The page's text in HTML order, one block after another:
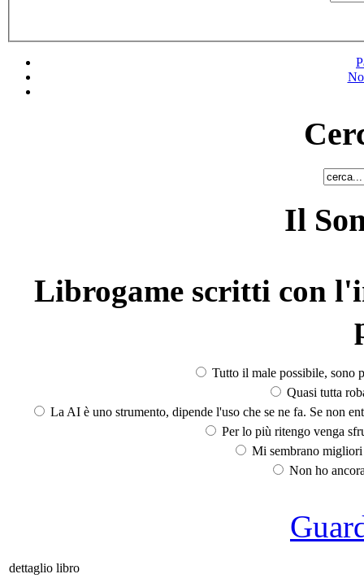
Il
Librogame scritti con
Tutto il male possibile, sono
Quasi tutta
La AI è uno strumento, dipende l'uso che se ne fa. Se non
Per lo più ritengo venga
Mi sembrano
Non ho
dettaglio libro